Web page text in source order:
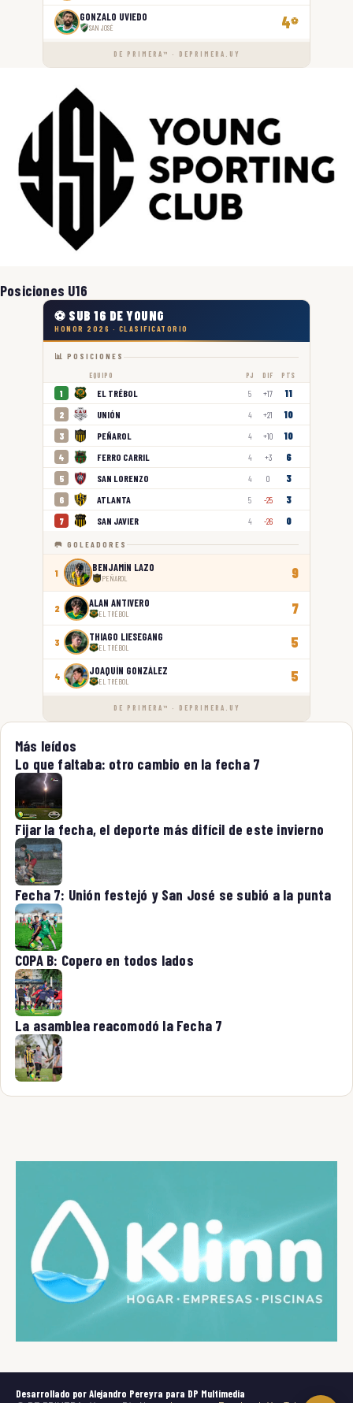
GONZALO UVIEDO
SAN JOSÉ 4⚽
DE PRIMERA™ · DEPRIMERA.UY
Posiciones U16
⚽ SUB 16 DE YOUNG
HONOR 2026 · CLASIFICATORIO
📊 POSICIONES
EQUIPO PJ DIF PTS
1 EL TRÉBOL 5 +17 11
2 UNIÓN 4 +21 10
3 PEÑAROL 4 +10 10
4 FERRO CARRIL 4 +3 6
5 SAN LORENZO 4 0 3
6 ATLANTA 5 -25 3
7 SAN JAVIER 4 -26 0
🥅 GOLEADORES
1 BENJAMÍN LAZO
PEÑAROL 9
2 ALAN ANTIVERO
EL TRÉBOL 7
3 THIAGO LIESEGANG
EL TRÉBOL 5
4 JOAQUÍN GONZÁLEZ
EL TRÉBOL 5
DE PRIMERA™ · DEPRIMERA.UY
Más leídos
Lo que faltaba: otro cambio en la fecha 7
Fijar la fecha, el deporte más difícil de este invierno
Fecha 7: Unión festejó y San José se subió a la punta
COPA B: Copero en todos lados
La asamblea reacomodó la Fecha 7
Desarrollado por Alejandro Pereyra para DP Multimedia